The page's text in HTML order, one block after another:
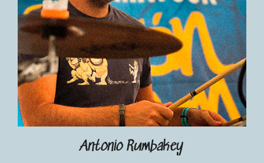
Antonio Rumbakey
Inicio
El Grupo
Discografía